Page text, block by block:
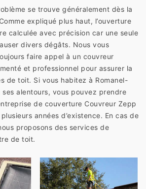
se trouve généralement dès la
expliqué plus haut, l’ouverture
calculée avec précision car une seule
divers dégâts. Nous vous
faire appel à un couvreur
et professionnel pour assurer la
de toit. Si vous habitez à Romanel-
ses alentours, vous pouvez prendre
de couverture Couvreur Zepp
années d’existence. En cas de
proposons des services de
de toit.